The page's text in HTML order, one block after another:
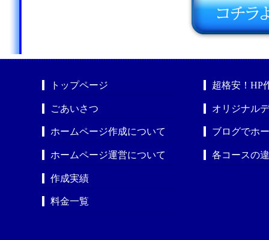
トップページ
ごあいさつ
ホームページ作成について
ホームページ運営について
作成実績
料金一覧
超格安！HP
オリジナル
ブログでホ
各コースの